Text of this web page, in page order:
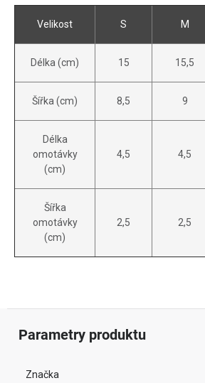
Velikost S M
Délka (cm) 15 15,5
Šířka (cm) 8,5 9
Délka
omotávky
(cm)
4,5 4,5
Šířka
omotávky
(cm)
2,5 2,5
Parametry produktu
Značka